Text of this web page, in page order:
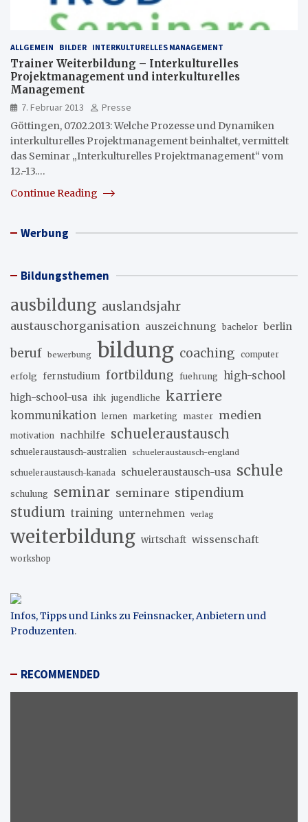
ALLGEMEIN BILDER INTERKULTURELLES MANAGEMENT
Trainer Weiterbildung – Interkulturelles
Projektmanagement und interkulturelles
Management
7. Februar 2013
Presse
Göttingen, 07.02.2013: Welche Prozesse und Dynamiken
interkulturelles Projektmanagement beinhaltet, vermittelt
das Seminar „Interkulturelles Projektmanagement“ vom
12.-13.…
Continue Reading
Werbung
Bildungsthemen
ausbildung auslandsjahr
austauschorganisation auszeichnung bachelor berlin
beruf bewerbung bildung coaching computer
erfolg fernstudium fortbildung fuehrung high-school
high-school-usa ihk jugendliche karriere
kommunikation lernen marketing master medien
motivation nachhilfe schueleraustausch
schueleraustausch-australien schueleraustausch-england
schueleraustausch-kanada schueleraustausch-usa schule
schulung seminar seminare stipendium
studium training unternehmen verlag
weiterbildung wirtschaft wissenschaft
workshop
Infos, Tipps und Links zu Feinsnacker, Anbietern und
Produzenten.
RECOMMENDED